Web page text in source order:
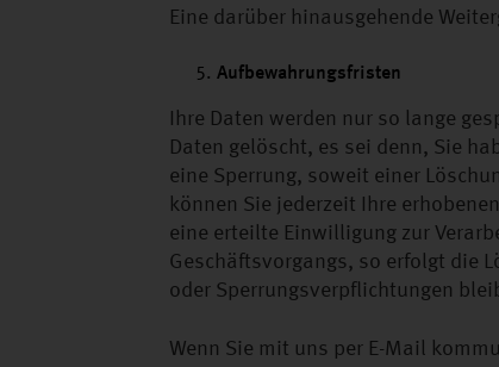
Eine darüber hinausgehende
Aufbewahrungsfristen
Ihre Daten werden nur so lange
Daten gelöscht, es sei denn, Sie
eine Sperrung, soweit einer
können Sie jederzeit Ihre
eine erteilte Einwilligung zur
Geschäftsvorgangs, so erfolgt die
oder Sperrungsverpflichtungen
Wenn Sie mit uns per E-Mail